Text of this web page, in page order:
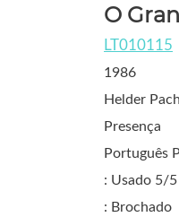
O
LT010115
1986
Helder
Presença
Português
: Usado 5/5
: Brochado